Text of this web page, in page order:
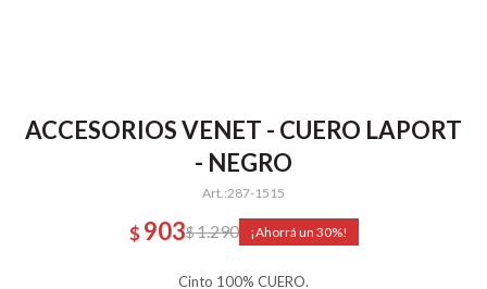
ACCESORIOS VENET - CUERO LAPORT
- NEGRO
287-1515
$ 903$1.290 30
Cinto 100% CUERO.